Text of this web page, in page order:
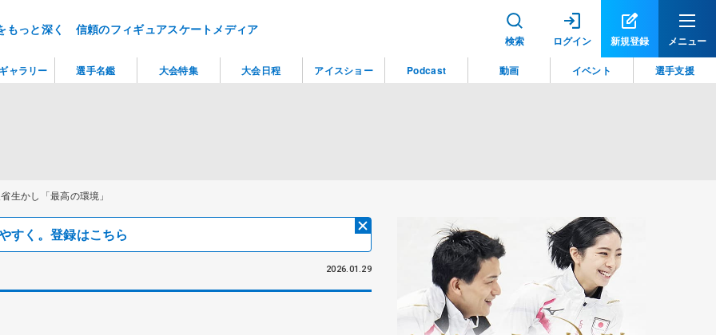
もっと深く 信頼のフィギュアスケートメディア
検索 ログイン 新規登録 メニュー
かし「最高の環境」
すく。登録はこちら
2026.01.29
ャラリー 選手名鑑 大会特集 大会日程 アイスショー Podcast 動画 イベント 選手支援